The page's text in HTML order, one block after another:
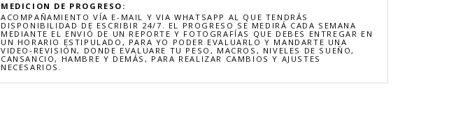
MEDICION DE PROGRESO:
ACOMPAÑAMIENTO VÍA E-MAIL Y VIA WHATSAPP AL QUE TENDRÁS
DISPONIBILIDAD DE ESCRIBIR 24/7. EL PROGRESO SE MEDIRÁ CADA SEMANA
MEDIANTE EL ENVIÓ DE UN REPORTE Y FOTOGRAFÍAS QUE DEBES ENTREGAR EN
UN HORARIO ESTIPULADO, PARA YO PODER EVALUARLO Y MANDARTE UNA
VIDEO-REVISIÓN, DONDE EVALUARE TU PESO, MACROS, NIVELES DE SUEÑO,
CANSANCIO, HAMBRE Y DEMÁS, PARA REALIZAR CAMBIOS Y AJUSTES
NECESARIOS.